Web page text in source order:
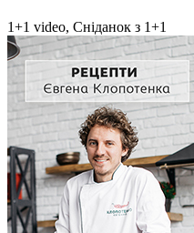
1+1 video, Сніданок з 1+1